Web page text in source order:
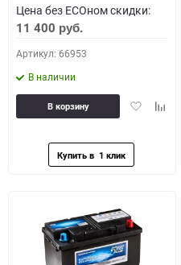
Цена без ECOном скидки:
11 400 руб.
Артикул: 66953
В наличии
Добавить
В корзину